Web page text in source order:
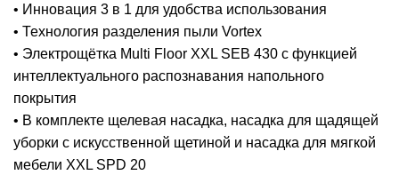
• Инновация 3 в 1 для удобства использования
• Технология разделения пыли Vortex
• Электрощётка Multi Floor XXL SEB 430 с функцией
интеллектуального распознавания напольного
покрытия
• В комплекте щелевая насадка, насадка для щадящей
уборки с искусственной щетиной и насадка для мягкой
мебели XXL SPD 20